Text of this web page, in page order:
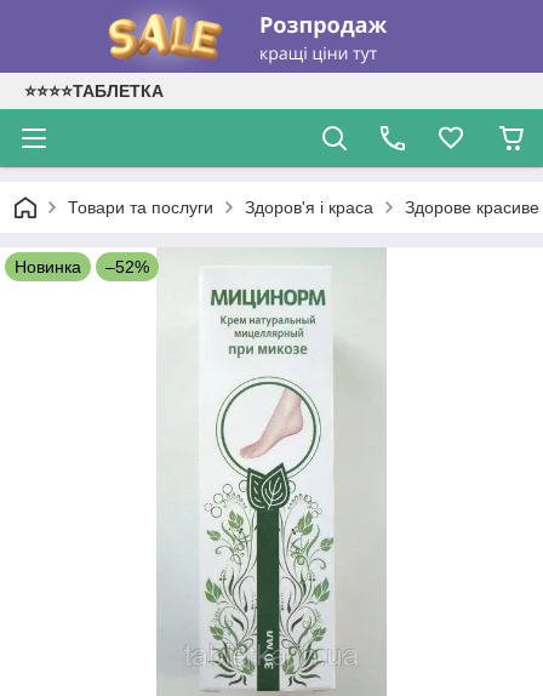
⭐⭐⭐⭐ТАБЛЕТКА
Товари та послуги Здоров'я і краса Здорове красиве
Новинка –52%